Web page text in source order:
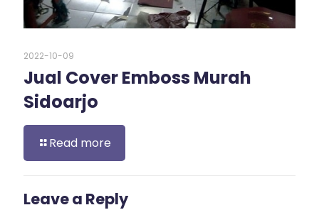
2022-10-09
Jual Cover Emboss Murah
Sidoarjo
Read more
Leave a Reply